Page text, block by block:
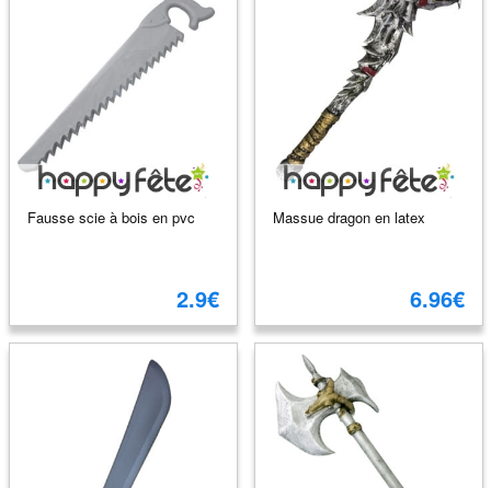
Fausse scie à bois en pvc
2.9€
Massue dragon en latex
6.96€